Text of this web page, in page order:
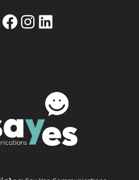
Facebook
Instagram
Linkedin